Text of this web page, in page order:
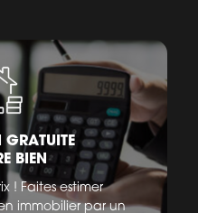
GRATUITE
BIEN
! Faites estimer
immobilier par un